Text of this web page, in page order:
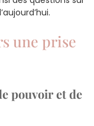
une prise
pouvoir et de